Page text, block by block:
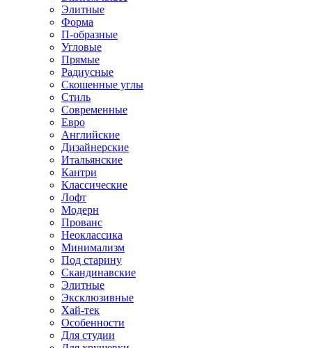
Элитные
Форма
П-образные
Угловые
Прямые
Радиусные
Скошенные углы
Стиль
Современные
Евро
Английские
Дизайнерские
Итальянские
Кантри
Классические
Лофт
Модерн
Прованс
Неоклассика
Минимализм
Под старину
Скандинавские
Элитные
Эксклюзивные
Хай-тек
Особенности
Для студии